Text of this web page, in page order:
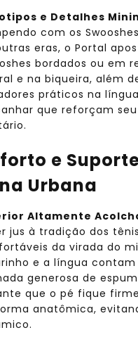
e Detalhes
com os
eras, o Portal
bordados ou em
e na biqueira, além
práticos na
que reforçam
e
Urbana
Altamente
jus à tradição dos
da virada do
e a língua
generosa de
que o pé fique
anatômica,